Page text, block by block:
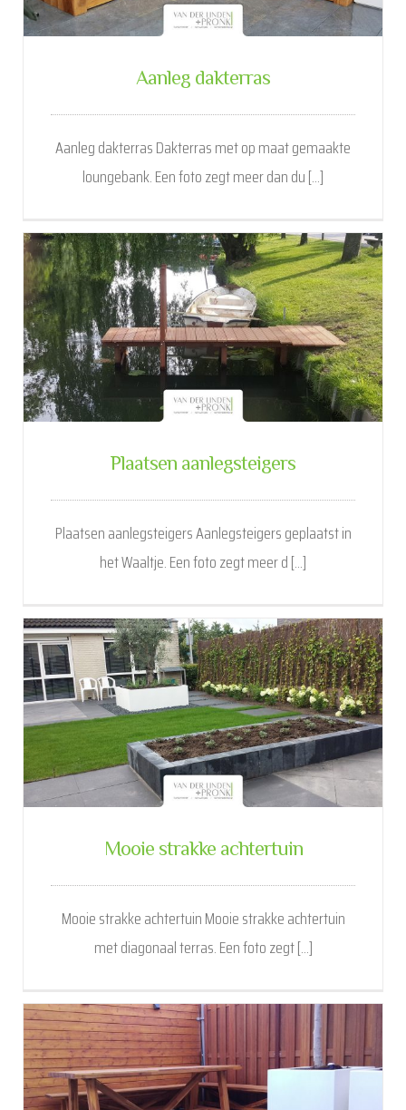
Aanleg dakterras
Aanleg dakterras Dakterras met op maat gemaakte
loungebank. Een foto zegt meer dan du [...]
Plaatsen aanlegsteigers
Plaatsen aanlegsteigers Aanlegsteigers geplaatst in
het Waaltje. Een foto zegt meer d [...]
Mooie strakke achtertuin
Mooie strakke achtertuin Mooie strakke achtertuin
met diagonaal terras. Een foto zegt [...]